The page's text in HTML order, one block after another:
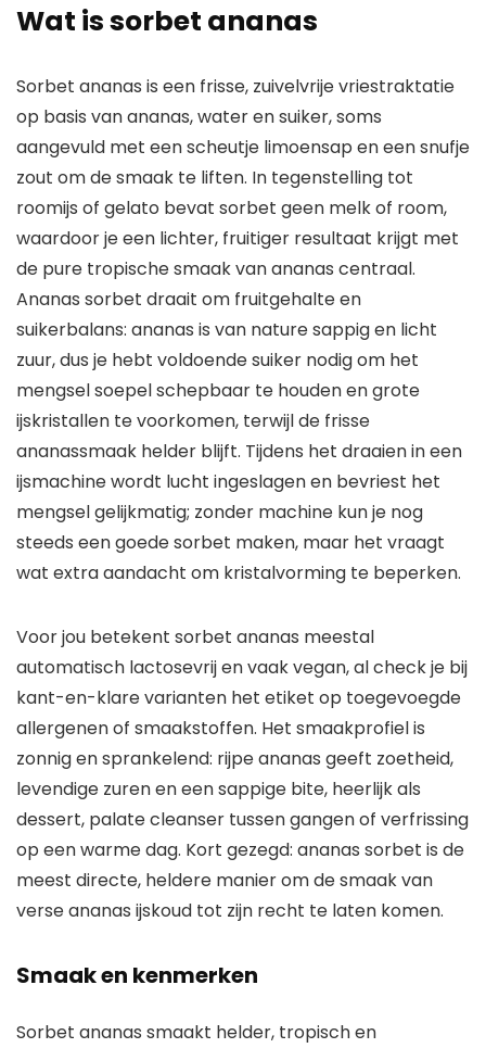
Wat is sorbet ananas
Sorbet ananas is een frisse, zuivelvrije vriestraktatie
op basis van ananas, water en suiker, soms
aangevuld met een scheutje limoensap en een snufje
zout om de smaak te liften. In tegenstelling tot
roomijs of gelato bevat sorbet geen melk of room,
waardoor je een lichter, fruitiger resultaat krijgt met
de pure tropische smaak van ananas centraal.
Ananas sorbet draait om fruitgehalte en
suikerbalans: ananas is van nature sappig en licht
zuur, dus je hebt voldoende suiker nodig om het
mengsel soepel schepbaar te houden en grote
ijskristallen te voorkomen, terwijl de frisse
ananassmaak helder blijft. Tijdens het draaien in een
ijsmachine wordt lucht ingeslagen en bevriest het
mengsel gelijkmatig; zonder machine kun je nog
steeds een goede sorbet maken, maar het vraagt
wat extra aandacht om kristalvorming te beperken.
Voor jou betekent sorbet ananas meestal
automatisch lactosevrij en vaak vegan, al check je bij
kant-en-klare varianten het etiket op toegevoegde
allergenen of smaakstoffen. Het smaakprofiel is
zonnig en sprankelend: rijpe ananas geeft zoetheid,
levendige zuren en een sappige bite, heerlijk als
dessert, palate cleanser tussen gangen of verfrissing
op een warme dag. Kort gezegd: ananas sorbet is de
meest directe, heldere manier om de smaak van
verse ananas ijskoud tot zijn recht te laten komen.
Smaak en kenmerken
Sorbet ananas smaakt helder, tropisch en